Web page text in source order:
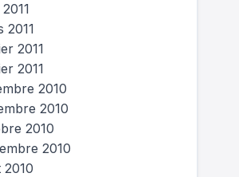
2011
2011
2011
2010
2010
2010
2010
2010